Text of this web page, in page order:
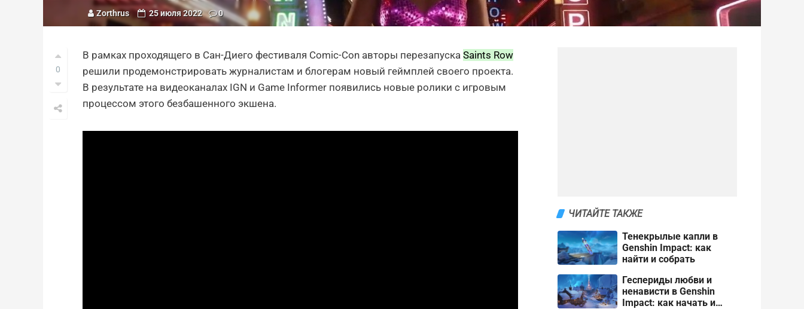
Zorthrus 25 июля 2022 0
0
В рамках проходящего в Сан-Диего фестиваля Comic-Con авторы перезапуска Saints Row
решили продемонстрировать журналистам и блогерам новый геймплей своего проекта.
В результате на видеоканалах IGN и Game Informer появились новые ролики с игровым
процессом этого безбашенного экшена.
ЧИТАЙТЕ ТАКЖЕ
Тенекрылые капли в
Genshin Impact: как
найти и собрать
Геспериды любви и
ненависти в Genshin
Impact: как начать и